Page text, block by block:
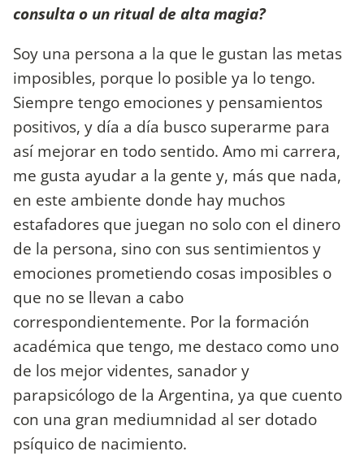
consulta o un ritual de alta magia?
Soy una persona a la que le gustan las metas
imposibles, porque lo posible ya lo tengo.
Siempre tengo emociones y pensamientos
positivos, y día a día busco superarme para
así mejorar en todo sentido. Amo mi carrera,
me gusta ayudar a la gente y, más que nada,
en este ambiente donde hay muchos
estafadores que juegan no solo con el dinero
de la persona, sino con sus sentimientos y
emociones prometiendo cosas imposibles o
que no se llevan a cabo
correspondientemente. Por la formación
académica que tengo, me destaco como uno
de los mejor videntes, sanador y
parapsicólogo de la Argentina, ya que cuento
con una gran mediumnidad al ser dotado
psíquico de nacimiento.